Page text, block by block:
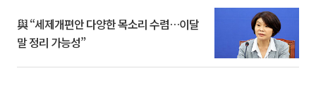
與 “세제개편안 다양한 목소리 수렴…이달
말 정리 가능성”